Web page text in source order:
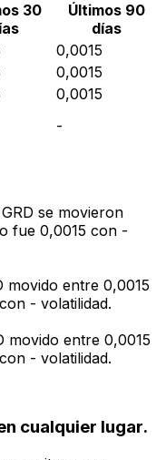
30
Últimos 90
días
0,0015
0,0015
0,0015
-
se movieron
fue 0,0015 con -
movido entre 0,0015
- volatilidad.
movido entre 0,0015
- volatilidad.
cualquier lugar.